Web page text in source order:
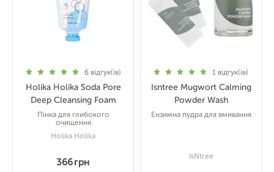
6 відгук(ів)
Holika Holika Soda Pore
Deep Cleansing Foam
Пінка для глибокого
очищення
Holika Holika
366 грн
1 відгук(ів)
Isntree Mugwort Calming
Powder Wash
Ензимна пудра для вмивання
IsNtree